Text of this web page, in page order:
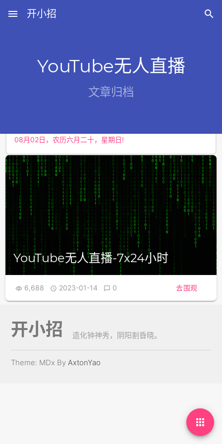
menu 开小招 
YouTube无人直播
文章归档
YouTube无人直播-7x24小时
 6,688  2023-01-14  0 去围观

开小招 造化钟神秀，阴阳割昏晓。
Theme: MDx ByAxtonYao
近期文章
08月06日，农历六月廿四，星期四!
08月02日，农历六月二十，星期日!